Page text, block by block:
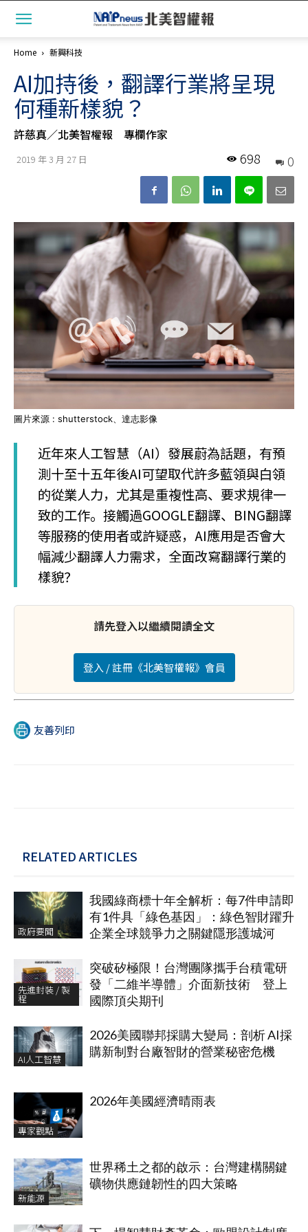
Home 新興科技
AI加持後，翻譯行業將呈現
何種新樣貌？
許慈真／北美智權報 專欄作家
2019 年 3 月 27 日 0
698
圖片來源 : shutterstock、達志影像
近年來人工智慧（AI）發展蔚為話題，有預
測十至十五年後AI可望取代許多藍領與白領
的從業人力，尤其是重複性高、要求規律一
致的工作。接觸過GOOGLE翻譯、BING翻譯
等服務的使用者或許疑惑，AI應用是否會大
幅減少翻譯人力需求，全面改寫翻譯行業的
樣貌？
請先登入以繼續閱讀全文
登入 / 註冊《北美智權報》會員
友善列印
RELATED ARTICLES
政府要聞
我國綠商標十年全解析：每7件申請即
有1件具「綠色基因」：綠色智財躍升
企業全球競爭力之關鍵隱形護城河
先進封裝 / 製
程
突破矽極限！台灣團隊攜手台積電研
發「二維半導體」介面新技術 登上
國際頂尖期刊
AI人工智慧
2026美國聯邦採購大變局：剖析 AI採
購新制對台廠智財的營業秘密危機
專家觀點
2026年美國經濟晴雨表
新能源
世界稀土之都的啟示：台灣建構關鍵
礦物供應鏈韌性的四大策略